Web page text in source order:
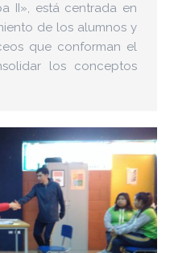
II», está centrada en
de los alumnos y
que conforman el
los conceptos